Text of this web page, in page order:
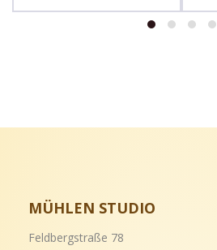
MÜHLEN STUDIO
Feldbergstraße 78